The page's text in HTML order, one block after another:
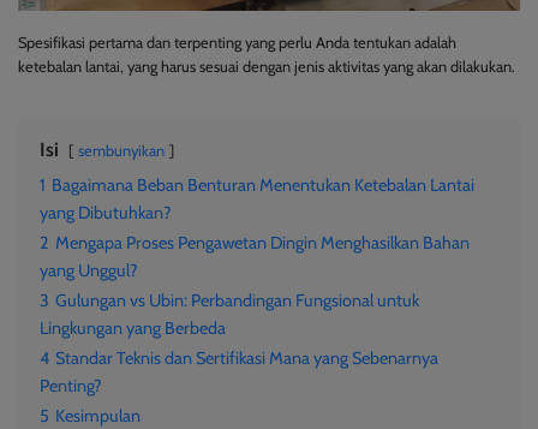
Spesifikasi pertama dan terpenting yang perlu Anda tentukan adalah
ketebalan lantai, yang harus sesuai dengan jenis aktivitas yang akan dilakukan.
Isi sembunyikan
1 Bagaimana Beban Benturan Menentukan Ketebalan Lantai
yang Dibutuhkan?
2 Mengapa Proses Pengawetan Dingin Menghasilkan Bahan
yang Unggul?
3 Gulungan vs Ubin: Perbandingan Fungsional untuk
Lingkungan yang Berbeda
4 Standar Teknis dan Sertifikasi Mana yang Sebenarnya
Penting?
5 Kesimpulan